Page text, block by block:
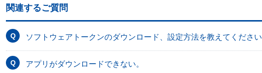
関連するご質問
ソフトウェアトークンのダウンロード、設定方法を教えてください
アプリがダウンロードできない。